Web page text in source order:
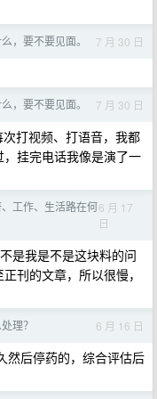
，要不要见面。 7 月 30 日
，要不要见面。 7 月 30 日
打视频、打语音，我都
挂完电话我像是演了一
工作、生活路在何6 月 17
日
是我是不是这块料的问
刊的文章，所以很慢，
理？ 6 月 16 日
然后停药的，综合评估后